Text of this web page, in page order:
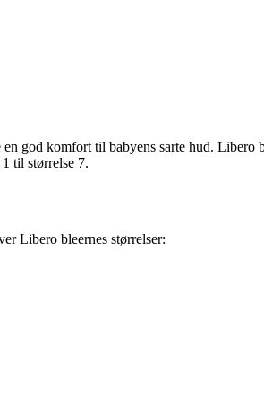
god komfort til babyens sarte hud. Libero
til størrelse 7.
Libero bleernes størrelser: